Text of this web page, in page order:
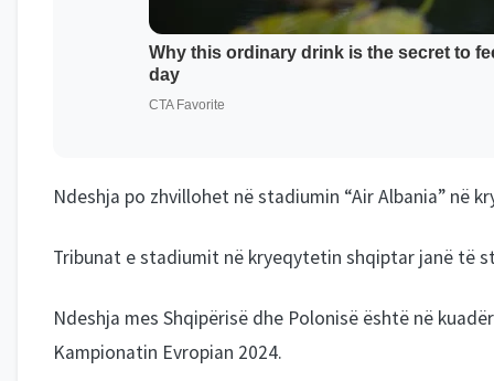
Ndeshja po zhvillohet në stadiumin “Air Albania” në
Tribunat e stadiumit në kryeqytetin shqiptar janë të
Ndeshja mes Shqipërisë dhe Polonisë është në
Kampionatin Evropian 2024.